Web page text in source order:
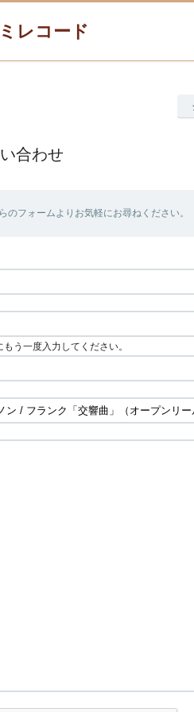
レコード
合わせ
フォームよりお気軽にお尋ねください。
う一度入力してください。